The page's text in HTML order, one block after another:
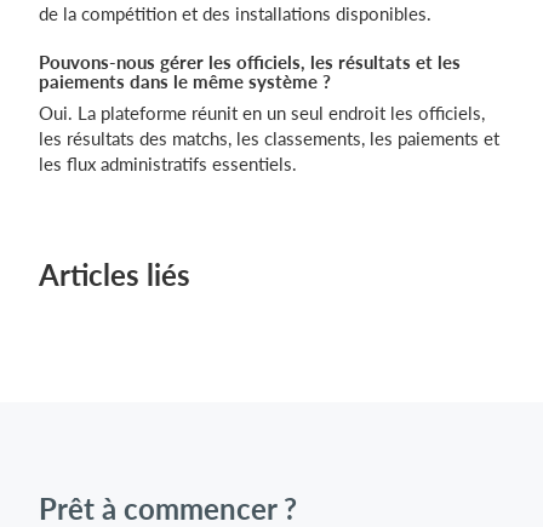
de la compétition et des installations disponibles.
Pouvons-nous gérer les officiels, les résultats et les
paiements dans le même système ?
Oui. La plateforme réunit en un seul endroit les officiels,
les résultats des matchs, les classements, les paiements et
les flux administratifs essentiels.
Articles liés
Prêt à commencer ?